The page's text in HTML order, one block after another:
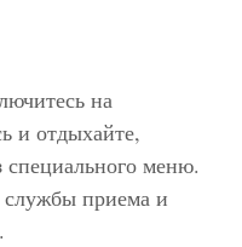
на
и отдыхайте,
меню.
службы приема и